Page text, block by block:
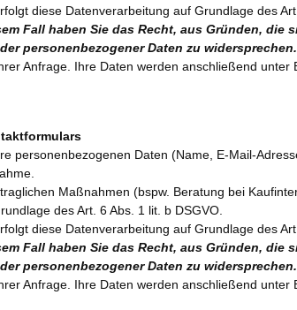
diese Datenverarbeitung auf Grundlage des
Fall haben Sie das Recht, aus Gründen, die
personenbezogener Daten zu widersprechen.
Anfrage. Ihre Daten werden anschließend
personenbezogenen Daten (Name, E-Mail-
Maßnahmen (bspw. Beratung bei
des Art. 6 Abs. 1 lit. b DSGVO.
diese Datenverarbeitung auf Grundlage des
Fall haben Sie das Recht, aus Gründen, die
personenbezogener Daten zu widersprechen.
Anfrage. Ihre Daten werden anschließend